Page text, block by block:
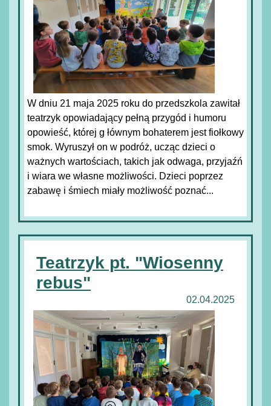
W dniu 21 maja 2025 roku do przedszkola zawitał
teatrzyk opowiadający pełną przygód i humoru
opowieść, której g łównym bohaterem jest fiołkowy
smok. Wyruszył on w podróż, ucząc dzieci o
ważnych wartościach, takich jak odwaga, przyjaźń
i wiara we własne możliwości. Dzieci poprzez
zabawę i śmiech miały możliwość poznać...
Teatrzyk pt. "Wiosenny
rebus"
02.04.2025